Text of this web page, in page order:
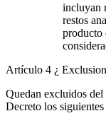
incluyan
restos
producto
Artículo 4 ¿
Quedan excluidos
Decreto los